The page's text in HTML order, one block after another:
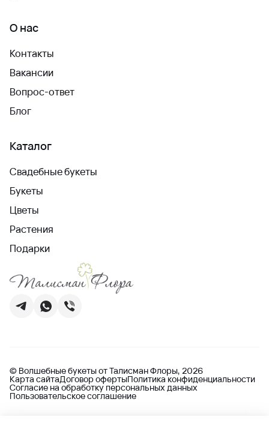
О нас
Контакты
Вакансии
Вопрос-ответ
Блог
Каталог
Свадебные букеты
Букеты
Цветы
Растения
Подарки
© Волшебные букеты от Талисман Флоры, 2026
Карта сайтаДоговор офертыПолитика конфиденциальности
Согласие на обработку персональных данных
Пользовательское соглашение